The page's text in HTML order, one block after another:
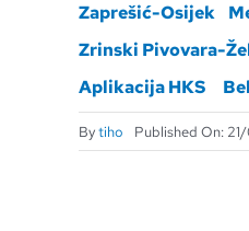
Zaprešić-Osijek
Zrinski Pivovara-
Aplikacija HKS
Bytiho Published On: